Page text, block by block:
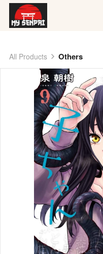
All Products Others